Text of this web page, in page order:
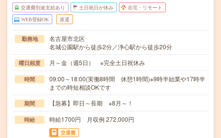
交通費別途支給あり 土日祝日が休み 在宅・リモート
WEB登録OK 派遣
勤務地
名古屋市北区
名城公園駅から徒歩2分／浄心駅から徒歩20分
曜日頻度 月～金（週5日） ※完全土日祝休み
時間
09:00～18:00(実働8時間 休憩1時間)※9時半始業や17時半
までの時短相談OKです
期間 【急募】即日～長期 ※8月～！
時給 時給1700円 月収例 272,000円
交通費